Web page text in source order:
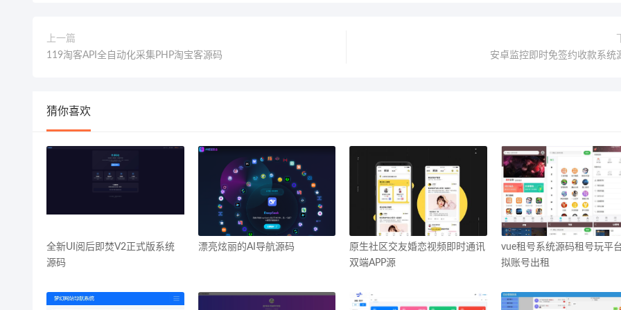
上一篇
119淘客API全自动化采集PHP淘宝客源码
安卓监控即时免签约收款系统
猜你喜欢
全新UI阅后即焚V2正式版系统
源码
漂亮炫丽的AI导航源码
原生社区交友婚恋视频即时通讯
双端APP源
vue租号系统源码租号玩平
拟账号出租